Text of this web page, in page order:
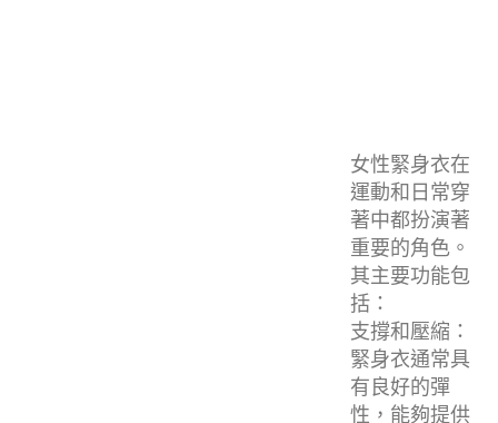
括：
支撐和壓縮：
緊身衣通常具
有良好的彈
性，能夠提供
必要的支撐
性，尤其是在進行運動時。它可以幫助穩定肌肉，減
少運動過程中的震動，從而減少肌肉疲勞和受傷的風